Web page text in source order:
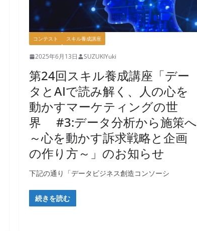
コンテスト スキル養成講座
2025年6月13日 SUZUKIYuki
第24回スキル養成講座「デー
タとAIで読み解く、人の心を
動かすマーケティングの世
界 #3:データ分析から施策へ
～心を動かす訴求戦略と企画
の作り方～」のお知らせ
下記の通り「データビジネス創造コンソーシ
続きを読む